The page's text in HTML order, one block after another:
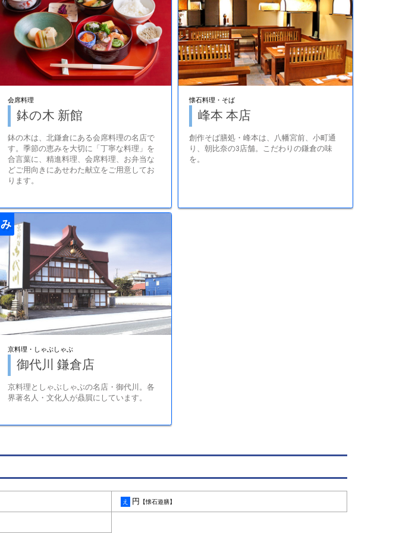
会席料理
鉢の木 新館
鉢の木は、北鎌倉にある会席料理の名店で
す。季節の恵みを大切に「丁寧な料理」を
合言葉に、精進料理、会席料理、お弁当な
どご用向きにあせわた献立をご用意してお
ります。
懐石料理・そば
峰本 本店
創作そば膳処・峰本は、八幡宮前、小町通
り、朝比奈の3店舗。こだわりの鎌倉の味
を。
み
京料理・しゃぶしゃぶ
御代川 鎌倉店
京料理としゃぶしゃぶの名店・御代川。各
界著名人・文化人が贔屓にしています。
え 円 【懐石遊膳】